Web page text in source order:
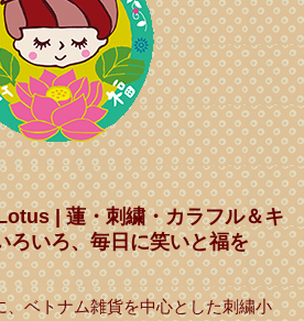
| 蓮・刺繍・カラフル＆キ
ろいろ、毎日に笑いと福を
、ベトナム雑貨を中心とした刺繍小